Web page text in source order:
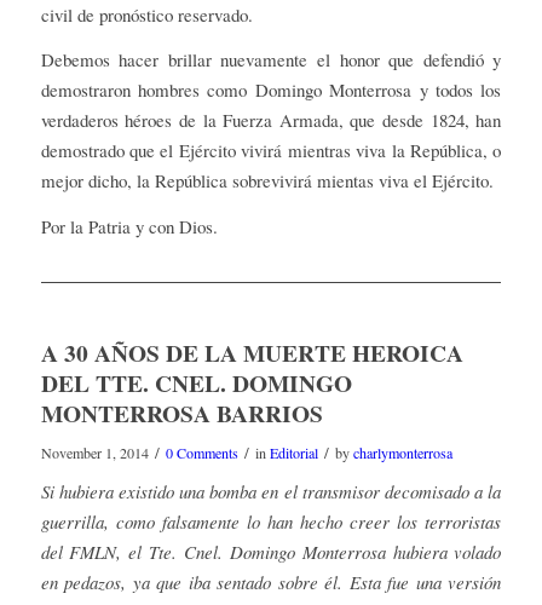
civil de pronóstico reservado.
Debemos hacer brillar nuevamente el honor que defendió y
demostraron hombres como Domingo Monterrosa y todos los
verdaderos héroes de la Fuerza Armada, que desde 1824, han
demostrado que el Ejército vivirá mientras viva la República, o
mejor dicho, la República sobrevivirá mientas viva el Ejército.
Por la Patria y con Dios.
A 30 AÑOS DE LA MUERTE HEROICA
DEL TTE. CNEL. DOMINGO
MONTERROSA BARRIOS
November 1, 2014 / 0 Comments / inEditorial / bycharlymonterrosa
Si hubiera existido una bomba en el transmisor decomisado a la
guerrilla, como falsamente lo han hecho creer los terroristas
del FMLN, el Tte. Cnel. Domingo Monterrosa hubiera volado
en pedazos, ya que iba sentado sobre él. Esta fue una versión